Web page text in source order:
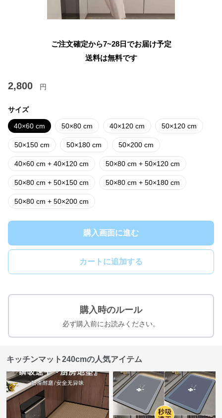
ご注文確定から7~28日でお届け予定
送料は無料です
2,800 円
サイズ
40×60 cm 50×80 cm 40×120 cm 50×120 cm
50×150 cm 50×180 cm 50×200 cm
40×60 cm + 40×120 cm 50×80 cm + 50×120 cm
50×80 cm + 50×150 cm 50×80 cm + 50×180 cm
50×80 cm + 50×200 cm
購入画面に進む
カートに追加する
購入時のルール
必ず購入前にお読みください。
キッチンマット240cmの人気アイテム